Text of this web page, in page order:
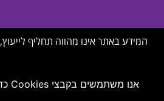
המידע באתר אינו מהווה תחליף
אנו משתמשים בקבצי Cookies כדי לאפשר חוויית גלישה נוחה ונעימה, בכפוף למדיניות הפרטיות שלנו.